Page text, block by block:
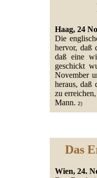
Haag, 24
Die
hervor, daß
daß eine
geschickt
November
heraus, daß
zu
Mann. 2)
Das
Wien, 24.